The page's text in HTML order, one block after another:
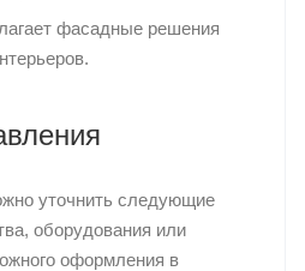
фасадные решения
уточнить следующие
оборудования или
оформления в